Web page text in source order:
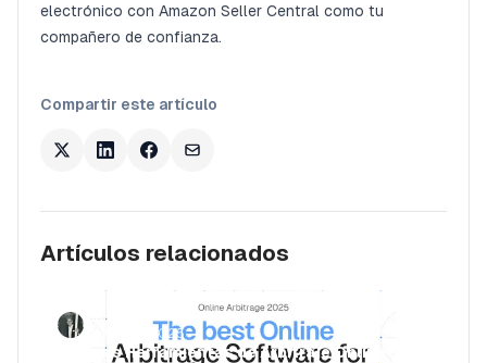
electrónico con Amazon Seller Central como tu
compañero de confianza.
Compartir este artículo
Artículos relacionados
Luca Jurende
March 28, 2025
Mejores Herramientas de Arbitraje Online